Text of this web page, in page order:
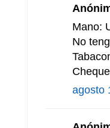
Mano:
No
agosto